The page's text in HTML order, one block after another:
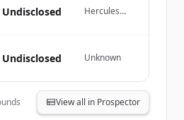
Free Account
Undisclosed
Hercules
Undisclosed Unknown
View all in Prospector